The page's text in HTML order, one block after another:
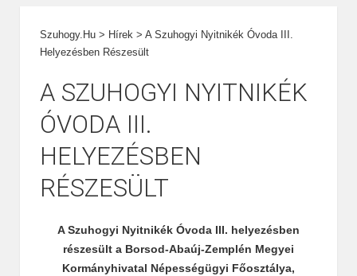
Szuhogy.hu > Hírek > A Szuhogyi Nyitnikék Óvoda III.
Helyezésben Részesült
A SZUHOGYI NYITNIKÉK
ÓVODA III.
HELYEZÉSBEN
RÉSZESÜLT
A Szuhogyi Nyitnikék Óvoda III. helyezésben
részesült a Borsod-Abaúj-Zemplén Megyei
Kormányhivatal Népességügyi Főosztálya,